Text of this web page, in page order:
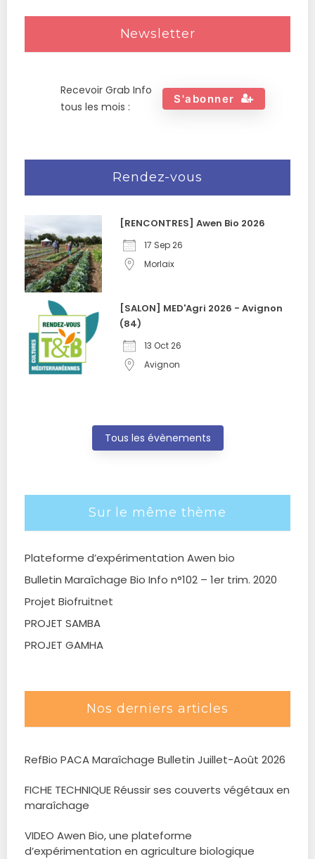
Newsletter
Recevoir Grab Info
tous les mois :
S'abonner
Rendez-vous
[RENCONTRES] Awen Bio 2026
17 Sep 26
Morlaix
[SALON] MED'Agri 2026 - Avignon
(84)
13 Oct 26
Avignon
Tous les évènements
Sur le même thème
Plateforme d’expérimentation Awen bio
Bulletin Maraîchage Bio Info n°102 – 1er trim. 2020
Projet Biofruitnet
PROJET SAMBA
PROJET GAMHA
Nos derniers articles
RefBio PACA Maraîchage Bulletin Juillet-Août 2026
FICHE TECHNIQUE Réussir ses couverts végétaux en
maraîchage
VIDEO Awen Bio, une plateforme
d’expérimentation en agriculture biologique